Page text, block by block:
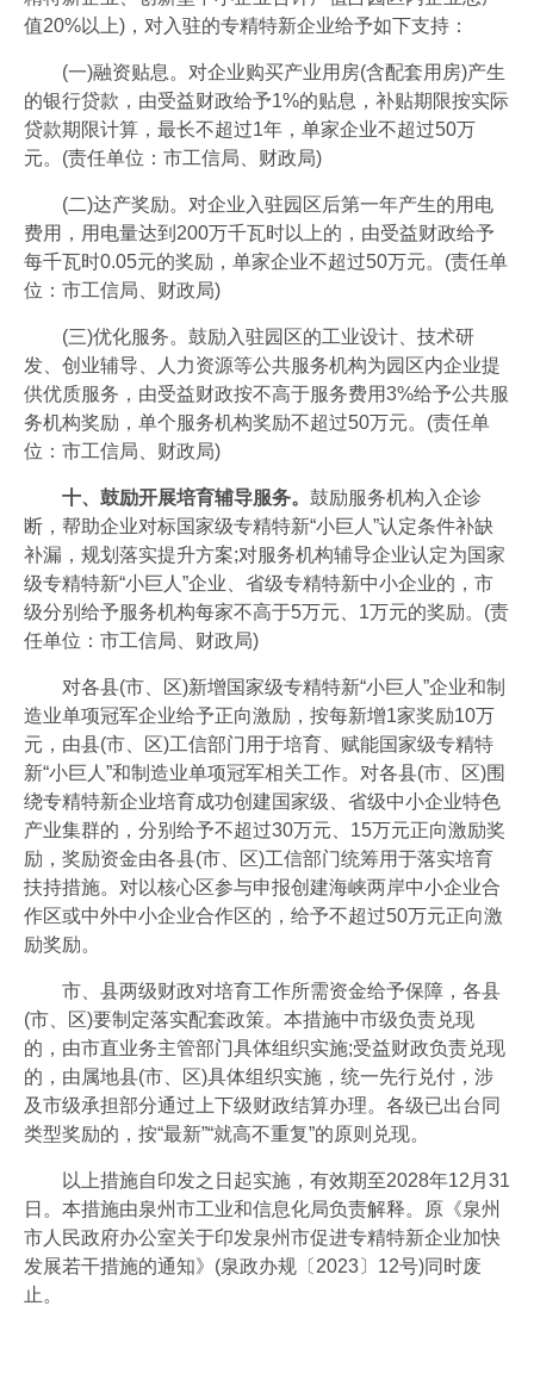
值20%以上)，对入驻的专精特新企业给予如下支持：
(一)融资贴息。对企业购买产业用房(含配套用房)产生
的银行贷款，由受益财政给予1%的贴息，补贴期限按实际
贷款期限计算，最长不超过1年，单家企业不超过50万
元。(责任单位：市工信局、财政局)
(二)达产奖励。对企业入驻园区后第一年产生的用电
费用，用电量达到200万千瓦时以上的，由受益财政给予
每千瓦时0.05元的奖励，单家企业不超过50万元。(责任单
位：市工信局、财政局)
(三)优化服务。鼓励入驻园区的工业设计、技术研
发、创业辅导、人力资源等公共服务机构为园区内企业提
供优质服务，由受益财政按不高于服务费用3%给予公共服
务机构奖励，单个服务机构奖励不超过50万元。(责任单
位：市工信局、财政局)
十、鼓励开展培育辅导服务。 鼓励服务机构入企诊
断，帮助企业对标国家级专精特新“小巨人”认定条件补缺
补漏，规划落实提升方案;对服务机构辅导企业认定为国家
级专精特新“小巨人”企业、省级专精特新中小企业的，市
级分别给予服务机构每家不高于5万元、1万元的奖励。(责
任单位：市工信局、财政局)
对各县(市、区)新增国家级专精特新“小巨人”企业和制
造业单项冠军企业给予正向激励，按每新增1家奖励10万
元，由县(市、区)工信部门用于培育、赋能国家级专精特
新“小巨人”和制造业单项冠军相关工作。对各县(市、区)围
绕专精特新企业培育成功创建国家级、省级中小企业特色
产业集群的，分别给予不超过30万元、15万元正向激励奖
励，奖励资金由各县(市、区)工信部门统筹用于落实培育
扶持措施。对以核心区参与申报创建海峡两岸中小企业合
作区或中外中小企业合作区的，给予不超过50万元正向激
励奖励。
市、县两级财政对培育工作所需资金给予保障，各县
(市、区)要制定落实配套政策。本措施中市级负责兑现
的，由市直业务主管部门具体组织实施;受益财政负责兑现
的，由属地县(市、区)具体组织实施，统一先行兑付，涉
及市级承担部分通过上下级财政结算办理。各级已出台同
类型奖励的，按“最新”“就高不重复”的原则兑现。
以上措施自印发之日起实施，有效期至2028年12月31
日。本措施由泉州市工业和信息化局负责解释。原《泉州
市人民政府办公室关于印发泉州市促进专精特新企业加快
发展若干措施的通知》(泉政办规〔2023〕12号)同时废
止。